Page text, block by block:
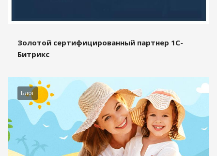
Золотой сертифицированный партнер 1С-
Битрикс
Блог